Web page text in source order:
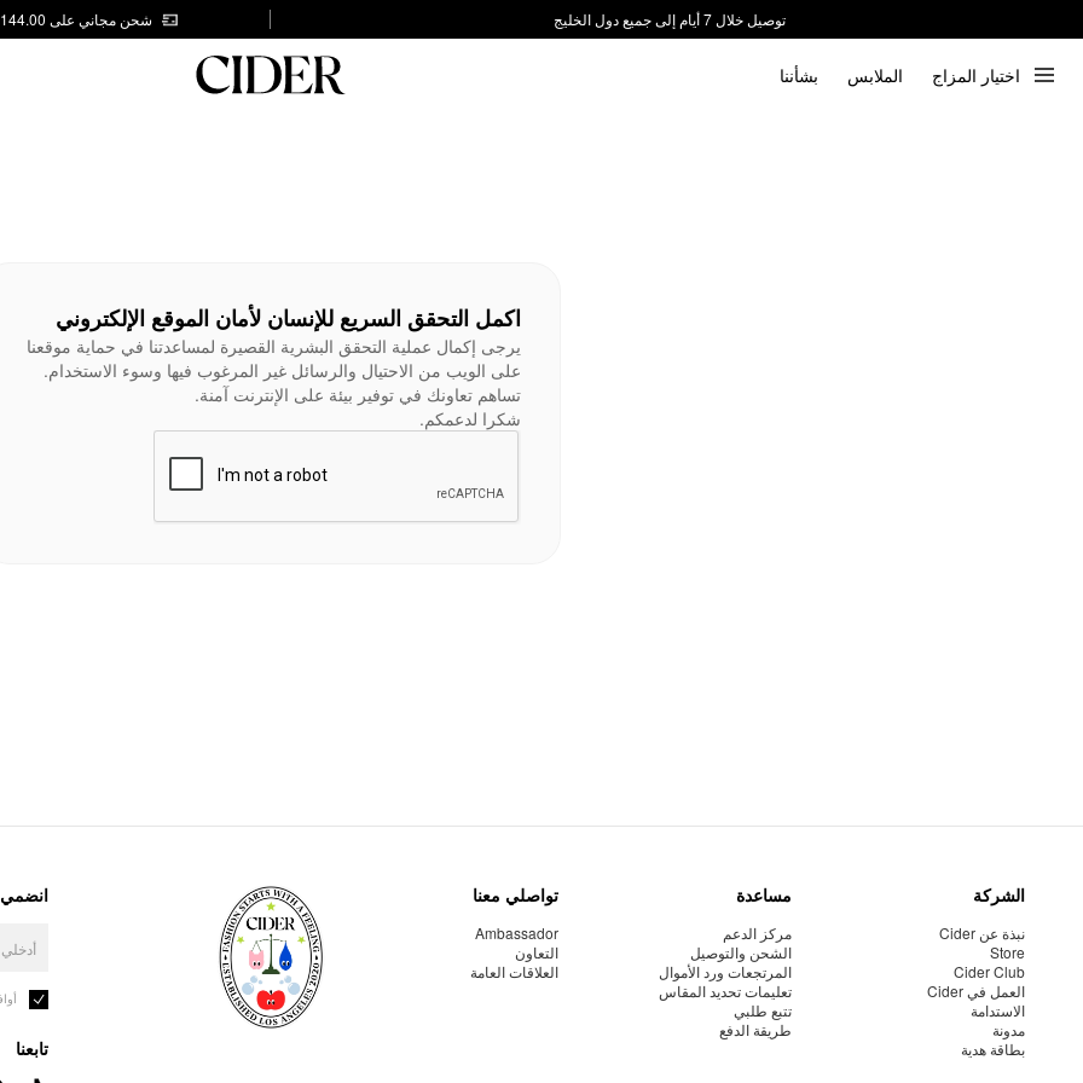
شحن مجاني على AED 144.00
اختيار المزاج الملابس بشأننا
اكمل التحقق السريع للإنسان لأمان الموقع الإلكتروني
يرجى إكمال عملية التحقق البشرية القصيرة لمساعدتنا في حماية موقعنا
على الويب من الاحتيال والرسائل غير المرغوب فيها وسوء الاستخدام.
تساهم تعاونك في توفير بيئة على الإنترنت آمنة.
شكرا لدعمكم.
الشركة
نبذة عن Cider
Store
Cider Club
العمل في Cider
الاستدامة
مدونة
بطاقة هدية
مساعدة
مركز الدعم
الشحن والتوصيل
المرتجعات ورد الأموال
تعليمات تحديد المقاس
تتبع طلبي
طريقة الدفع
تواصلي معنا
Ambassador
التعاون
العلاقات العامة
انضمي
تابعنا